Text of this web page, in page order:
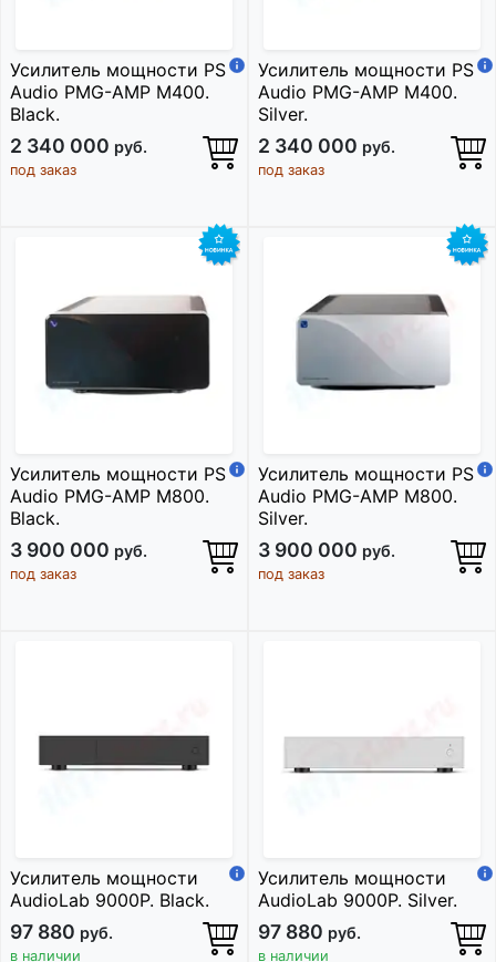
Усилитель мощности PS
Audio PMG-AMP M400.
Black.
2 340 000 руб.
под заказ
Усилитель мощности PS
Audio PMG-AMP M400.
Silver.
2 340 000 руб.
под заказ
Усилитель мощности PS
Audio PMG-AMP M800.
Black.
3 900 000 руб.
под заказ
Усилитель мощности PS
Audio PMG-AMP M800.
Silver.
3 900 000 руб.
под заказ
Усилитель мощности
AudioLab 9000P. Black.
97 880 руб.
в наличии
Усилитель мощности
AudioLab 9000P. Silver.
97 880 руб.
в наличии